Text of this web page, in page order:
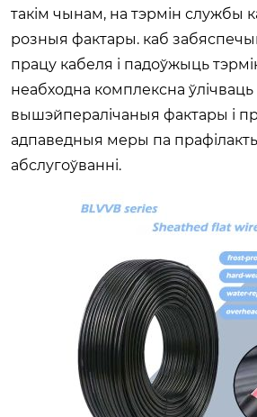
такім чынам, на тэрмін службы
розныя фактары. каб
працу кабеля і падоўжыць
неабходна комплексна ўлічваць
вышэйпералічаныя фактары і
адпаведныя меры па
абслугоўванні.